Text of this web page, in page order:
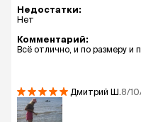
Недостатки:
Нет
Комментарий:
Всё отлично, и по размеру и
Дмитрий Ш. 8/